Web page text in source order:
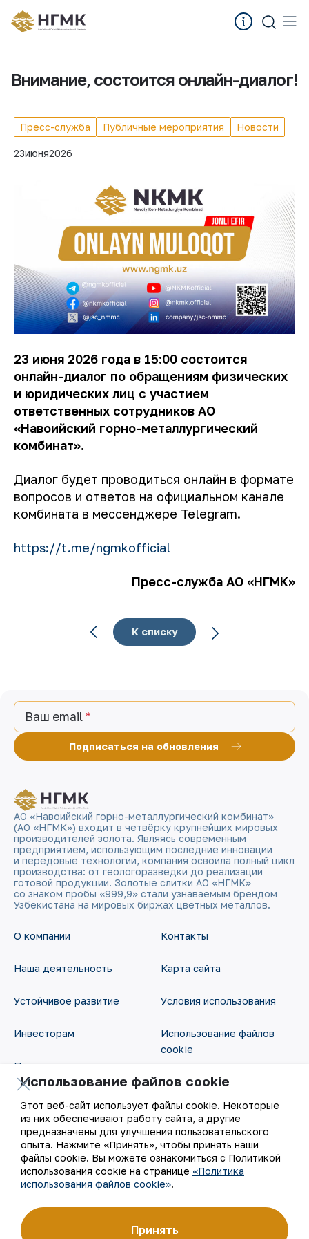
Внимание, состоится онлайн-диалог!
Пресс-служба Публичные мероприятия Новости
23июня2026
23 июня 2026 года в 15:00 состоится
онлайн-диалог по обращениям физических
и юридических лиц с участием
ответственных сотрудников АО
«Навоийский горно-металлургический
комбинат».
Диалог будет проводиться онлайн в формате
вопросов и ответов на официальном канале
комбината в мессенджере Telegram.
https://t.me/ngmkofficial
Пресс-служба АО «НГМК»
К списку
Ваш email
Подписаться на обновления
АО «Навоийский горно-металлургический комбинат»
(АО «НГМК») входит в четвёрку крупнейших мировых
производителей золота. Являясь современным
предприятием, использующим последние инновации
и передовые технологии, компания освоила полный цикл
производства: от геологоразведки до реализации
готовой продукции. Золотые слитки АО «НГМК»
со знаком пробы «999,9» стали узнаваемым брендом
Узбекистана на мировых биржах цветных металлов.
О компании
Наша деятельность
Устойчивое развитие
Инвесторам
Пресс-центр
Цифровое правительство
Контакты
Карта сайта
Условия использования
Использование файлов
cookie
Открытые данные
RSS - лента
Использование файлов cookie
Этот веб-сайт использует файлы cookie. Некоторые
из них обеспечивают работу сайта, а другие
предназначены для улучшения пользовательского
опыта. Нажмите «Принять», чтобы принять наши
файлы cookie. Вы можете ознакомиться с Политикой
использования cookie на странице «Политика
использования файлов cookie».
Принять